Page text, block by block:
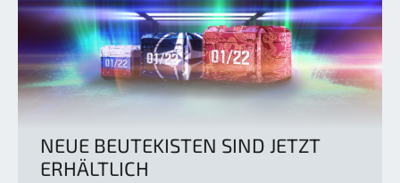
NEUE BEUTEKISTEN SIND JETZT
ERHÄLTLICH